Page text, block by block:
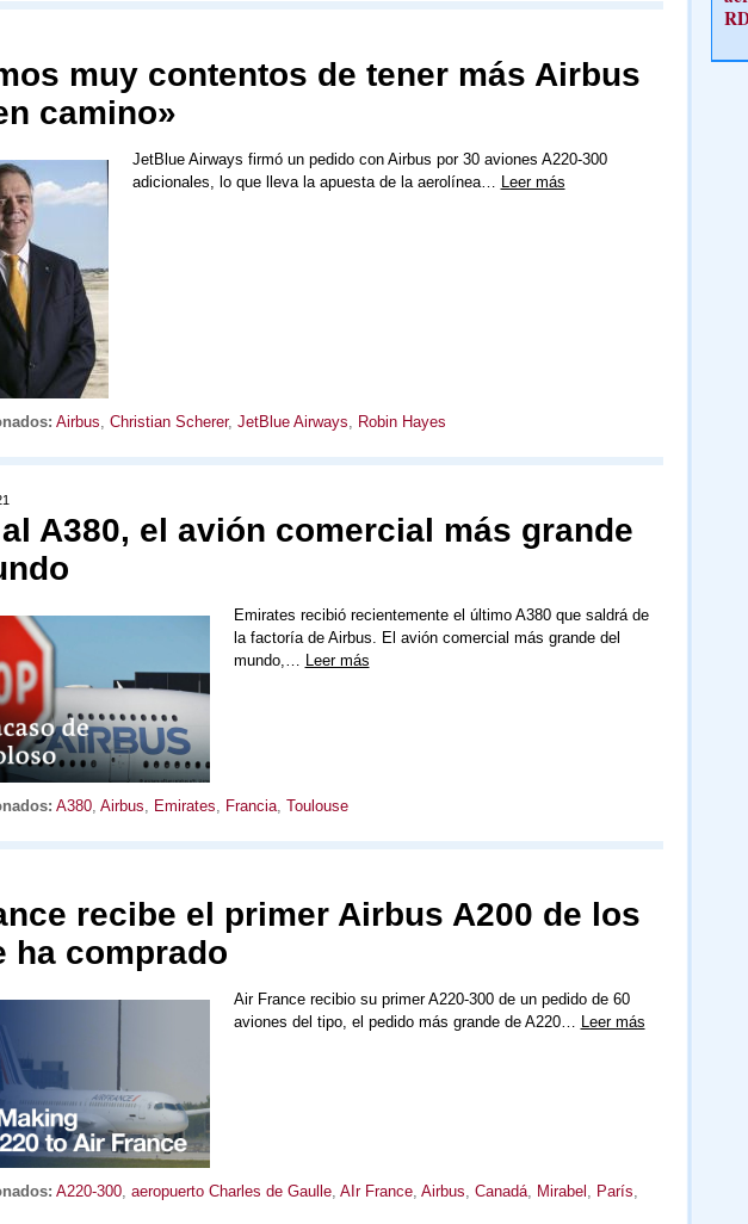
muy contentos de tener más Airbus
camino»
JetBlue Airways firmó un pedido con Airbus por 30 aviones A220-300
adicionales, lo que lleva la apuesta de la aerolínea…
Leer más
Airbus Christian Scherer, JetBlue Airways Robin Hayes
A380, el avión comercial más grande
Emirates recibió recientemente el último A380 que saldrá de
la factoría de Airbus. El avión comercial más grande del
mundo,…
Leer más
A380, Airbus, Emirates, Francia, Toulouse
recibe el primer Airbus A200 de los
ha comprado
Air France recibio su primer A220-300 de un pedido de 60
aviones del tipo, el pedido más grande de A220… Leer más
A220-300, aeropuerto Charles de Gaulle, AIr France, Airbus, Canadá, Mirabel , París,